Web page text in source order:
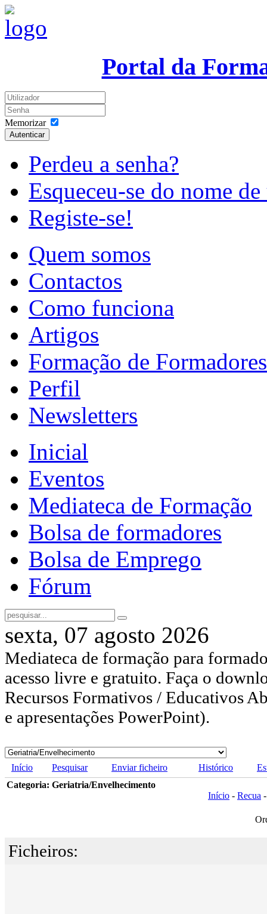
Portal da
Memorizar
Autenticar
Perdeu a senha?
Esqueceu-se do nome
Registe-se!
Quem somos
Contactos
Como funciona
Artigos
Formação de Formadores
Perfil
Newsletters
Inicial
Eventos
Mediateca de Formação
Bolsa de formadores
Bolsa de Emprego
Fórum
sexta, 07 agosto 2026
Mediateca de formação para
acesso livre e gratuito. Faça o
Recursos Formativos / Educativos
e apresentações PowerPoint).
Início Pesquisar Enviar ficheiro Histórico
Categoria: Geriatria/Envelhecimento
Início - Recua
Ficheiros: